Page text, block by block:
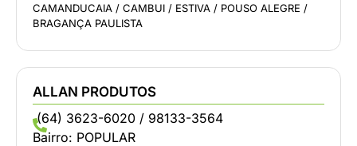
CAMANDUCAIA / CAMBUI / ESTIVA / POUSO ALEGRE /
BRAGANÇA PAULISTA
ALLAN PRODUTOS
(64) 3623-6020 / 98133-3564
Bairro: POPULAR